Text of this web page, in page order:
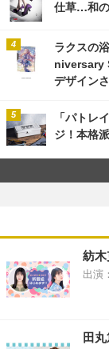
仕草…和の
ラクスの
niversary
デザイン
「パトレ
ジ！本格
紡
出演
田